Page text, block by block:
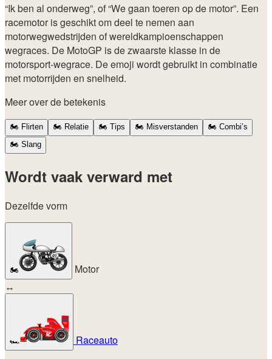
“Ik ben al onderweg”, of “We gaan toeren op de motor”. Een
racemotor is geschikt om deel te nemen aan
motorwegwedstrijden of wereldkampioenschappen
wegraces. De MotoGP is de zwaarste klasse in de
motorsport-wegrace. De emoji wordt gebruikt in combinatie
met motorrijden en snelheid.
Meer over de betekenis
🏍️ Flirten 🏍️ Relatie 🏍️ Tips 🏍️ Misverstanden 🏍️ Combi’s
🏍️ Slang
Wordt vaak verward met
Dezelfde vorm
🏍️
Motor
↔
🏎️
Raceauto